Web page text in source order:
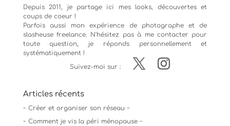
Depuis 2011, je partage ici mes looks, découvertes et
coups de coeur !
Parfois aussi mon expérience de photographeet de
slasheuse freelance. N'hésitez pas à me contacter pour
toute question, je réponds personnellement et
systématiquement !
Suivez-moi sur :
Articles récents
~ Créer et organiser son réseau ~
~ Comment je vis la péri ménopause ~